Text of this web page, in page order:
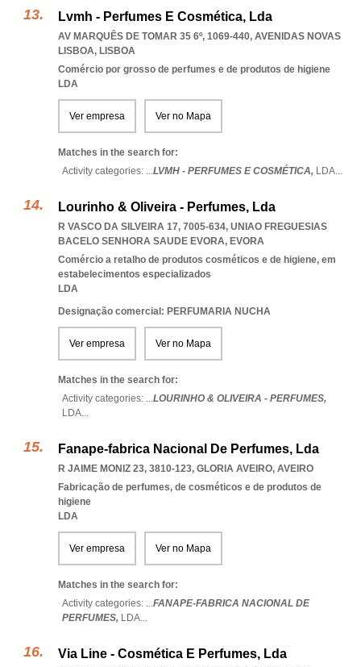
Lvmh - Perfumes E Cosmética, Lda
AV MARQUÊS DE TOMAR 35 6º, 1069-440, AVENIDAS NOVAS
LISBOA, LISBOA
Comércio por grosso de perfumes e de produtos de higiene
LDA
Ver empresa Ver no Mapa
Matches in the search for:
Activity categories: ...LVMH - PERFUMES E COSMÉTICA, LDA...
Lourinho & Oliveira - Perfumes, Lda
R VASCO DA SILVEIRA 17, 7005-634, UNIAO FREGUESIAS
BACELO SENHORA SAUDE EVORA, EVORA
Comércio a retalho de produtos cosméticos e de higiene, em
estabelecimentos especializados
LDA
Designação comercial: PERFUMARIA NUCHA
Ver empresa Ver no Mapa
Matches in the search for:
Activity categories: ...LOURINHO & OLIVEIRA - PERFUMES,
LDA...
Fanape-fabrica Nacional De Perfumes, Lda
R JAIME MONIZ 23, 3810-123, GLORIA AVEIRO, AVEIRO
Fabricação de perfumes, de cosméticos e de produtos de
higiene
LDA
Ver empresa Ver no Mapa
Matches in the search for:
Activity categories: ...FANAPE-FABRICA NACIONAL DE
PERFUMES, LDA...
Via Line - Cosmética E Perfumes, Lda